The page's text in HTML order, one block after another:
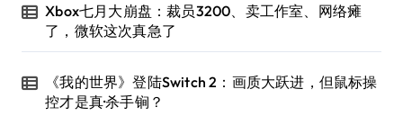
Xbox七月大崩盘：裁员3200、卖工作室、网络瘫
了，微软这次真急了
《我的世界》登陆Switch 2：画质大跃进，但鼠标操
控才是真·杀手锏？